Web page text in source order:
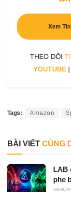
Xem
THEO DÕI
YOUTUBE |
Tags: Amazon
BÀI VIẾT CÙNG
LAB
phe
06/08/